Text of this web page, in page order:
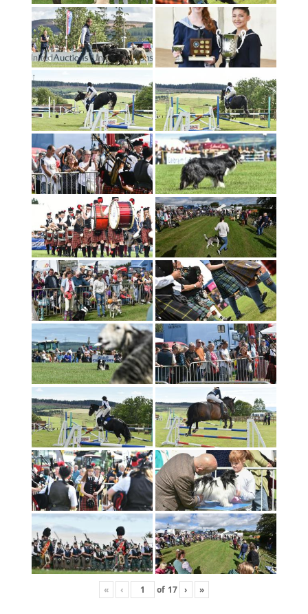
« ‹ of 17 › »